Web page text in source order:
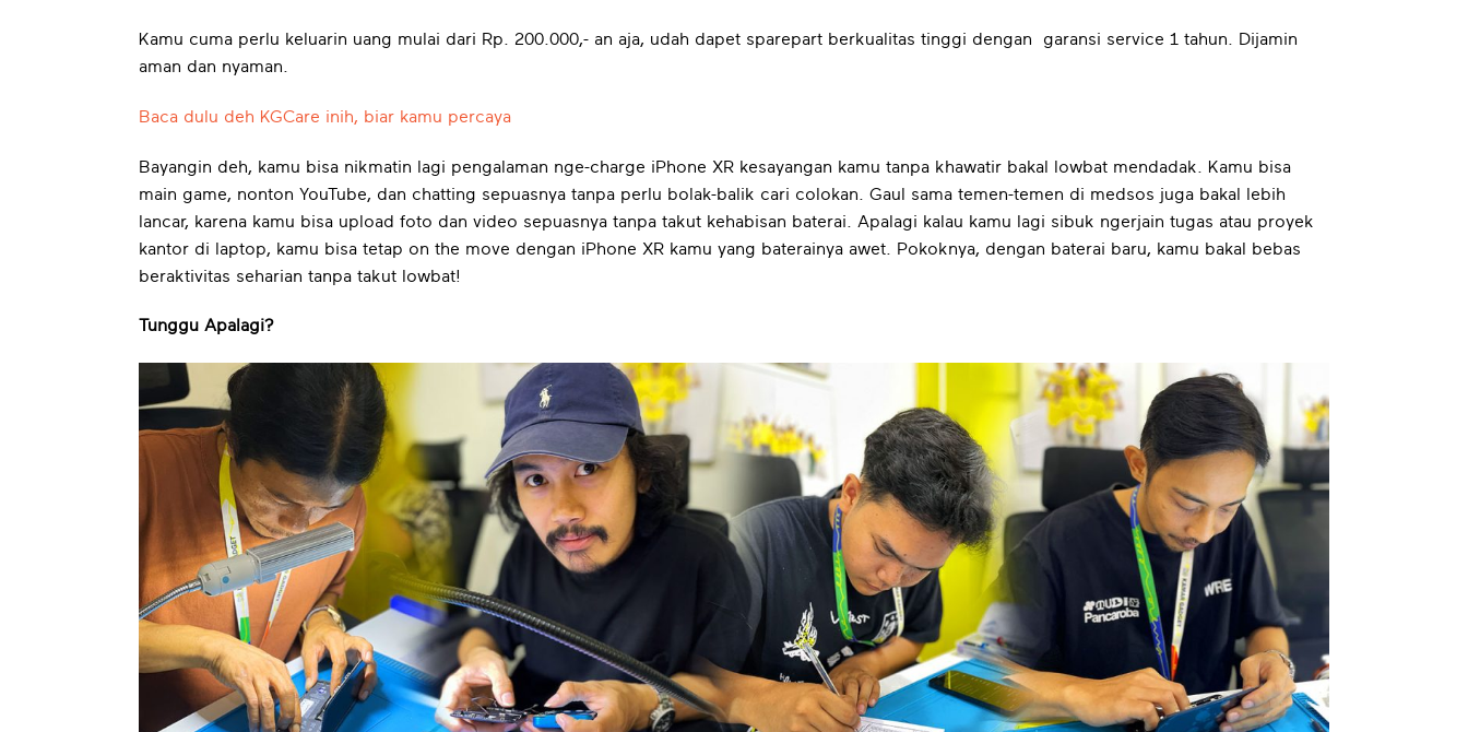
Kamu cuma perlu keluarin uang mulai dari Rp. 200.000,- an aja, udah dapet sparepart berkualitas tinggi dengan garansi service 1 tahun. Dijamin
aman dan nyaman.
Baca dulu deh KGCare inih, biar kamu percaya
Bayangin deh, kamu bisa nikmatin lagi pengalaman nge-charge iPhone XR kesayangan kamu tanpa khawatir bakal lowbat mendadak. Kamu bisa
main game, nonton YouTube, dan chatting sepuasnya tanpa perlu bolak-balik cari colokan. Gaul sama temen-temen di medsos juga bakal lebih
lancar, karena kamu bisa upload foto dan video sepuasnya tanpa takut kehabisan baterai. Apalagi kalau kamu lagi sibuk ngerjain tugas atau proyek
kantor di laptop, kamu bisa tetap on the move dengan iPhone XR kamu yang baterainya awet. Pokoknya, dengan baterai baru, kamu bakal bebas
beraktivitas seharian tanpa takut lowbat!
Tunggu Apalagi?